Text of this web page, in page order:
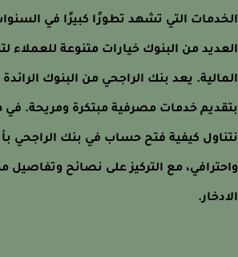
التي تشهد تطورًا كبيرًا في السنوات
من البنوك خيارات متنوعة للعملاء
يعد بنك الراجحي من البنوك الرائدة
خدمات مصرفية مبتكرة ومريحة. في
كيفية فتح حساب في بنك الراجحي
مع التركيز على نصائح وتفاصيل